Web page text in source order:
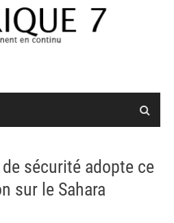
sécurité adopte ce
sur le Sahara